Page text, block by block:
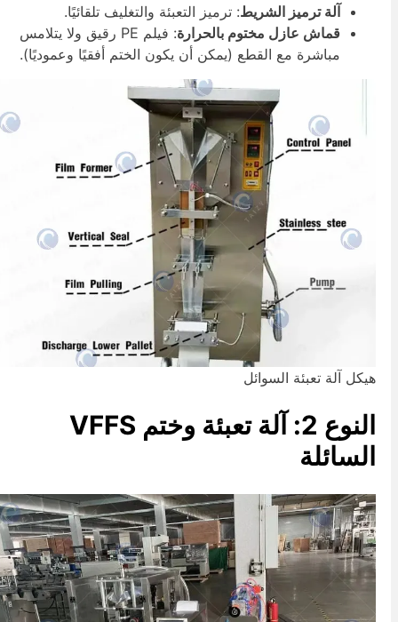
آلة ترميز الشريط: ترميز التعبئة والتغليف تلقائيًا.
قماش عازل مختوم بالحرارة
: فيلم PE رقيق ولا يتلامس
مباشرة مع القطع (يمكن أن يكون الختم أفقيًا وعموديًا).
هيكل آلة تعبئة السوائل
النوع 2: آلة تعبئة وختم VFFS
السائلة